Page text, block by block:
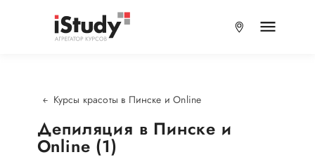
Курсы красоты в Пинске и Online
Депиляция в Пинске и
Online (1)